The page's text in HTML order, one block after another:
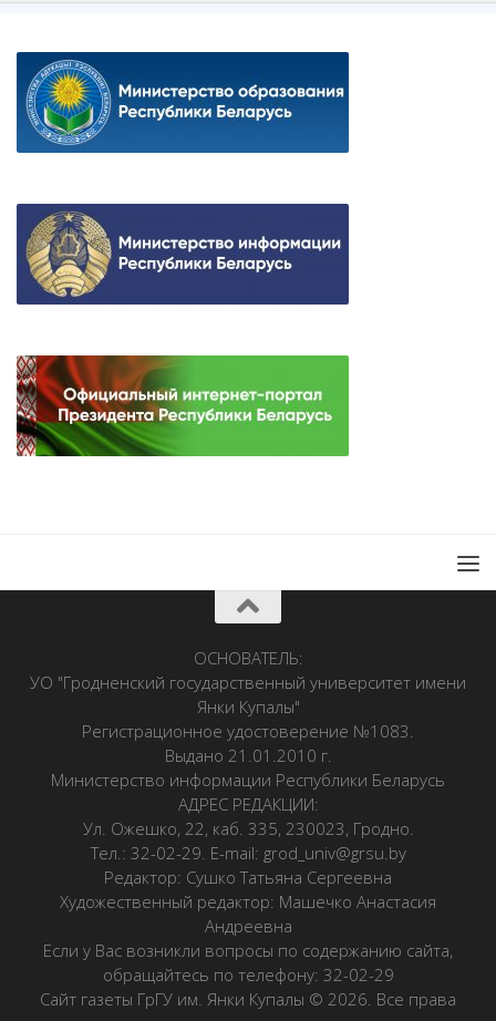
ОСНОВАТЕЛЬ:
УО "Гродненский государственный университет имени
Янки Купалы"
Регистрационное удостоверение №1083.
Выдано 21.01.2010 г.
Министерство информации Республики Беларусь
АДРЕС РЕДАКЦИИ:
Ул. Ожешко, 22, каб. 335, 230023, Гродно.
Тел.: 32-02-29. E-mail: grod_univ@grsu.by
Редактор: Сушко Татьяна Сергеевна
Художественный редактор: Машечко Анастасия
Андреевна
Если у Вас возникли вопросы по содержанию сайта,
обращайтесь по телефону: 32-02-29
Сайт газеты ГрГУ им. Янки Купалы © 2026. Все права